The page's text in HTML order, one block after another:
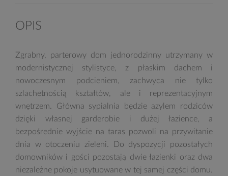
OPIS
Zgrabny, parterowy dom jednorodzinny utrzymany w
modernistycznej stylistyce, z płaskim dachem i
nowoczesnym podcieniem, zachwyca nie tylko
szlachetnością kształtów, ale i reprezentacyjnym
wnętrzem. Główna sypialnia będzie azylem rodziców
dzięki własnej garderobie i dużej łazience, a
bezpośrednie wyjście na taras pozwoli na przywitanie
dnia w otoczeniu zieleni. Do dyspozycji pozostałych
domowników i gości pozostają dwie łazienki oraz dwa
niezależne pokoje usytuowane w tej samej części domu.